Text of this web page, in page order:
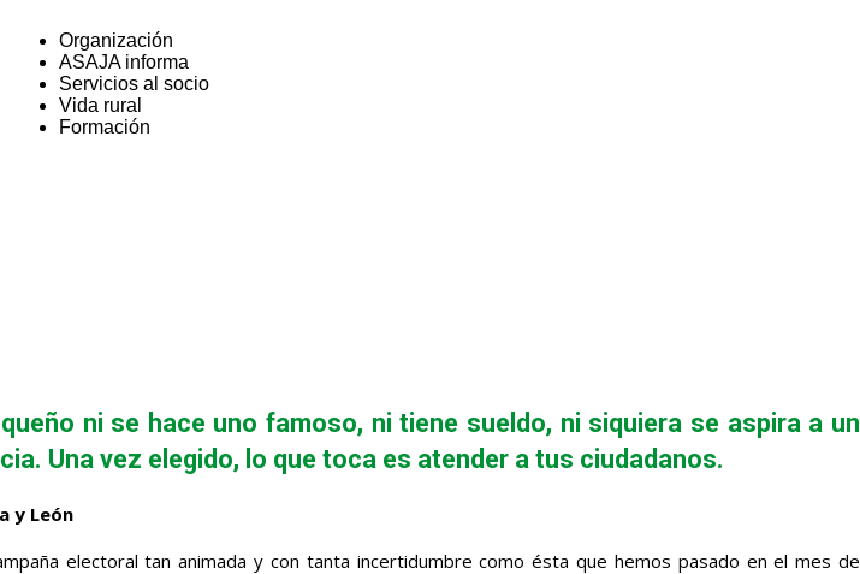
ASAJA
Organización
ASAJA informa
Servicios al socio
Vida rural
Formación
ni se hace uno famoso, ni tiene sueldo, ni siquiera se aspira a un
Una vez elegido, lo que toca es atender a tus ciudadanos.
y León
electoral tan animada y con tanta incertidumbre como ésta que hemos pasado en el mes de